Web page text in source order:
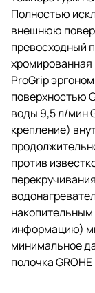
Полностью
внешнюю
превосходный
хромированная
ProGrip
поверхностью
воды 9,5 л/мин
крепление)
против
информацию)
минимальное
полочка